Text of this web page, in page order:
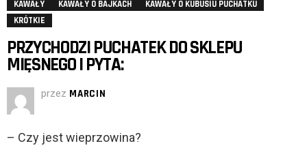
KAWAŁY KAWAŁY O BAJKACH
KAWAŁY O KUBUSIU PUCHATKU
KRÓTKIE
PRZYCHODZI PUCHATEK DO SKLEPU
MIĘSNEGO I PYTA:
przez MARCIN
– Czy jest wieprzowina?